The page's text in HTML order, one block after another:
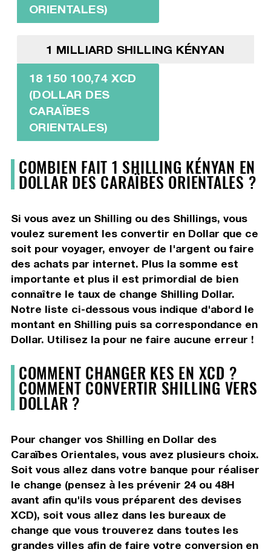
ORIENTALES)
1 MILLIARD SHILLING KÉNYAN
18 150 100,74 XCD
(DOLLAR DES
CARAÏBES
ORIENTALES)
COMBIEN FAIT 1 SHILLING KÉNYAN EN
DOLLAR DES CARAÏBES ORIENTALES ?
Si vous avez un Shilling ou des Shillings, vous
voulez surement les convertir en Dollar que ce
soit pour voyager, envoyer de l'argent ou faire
des achats par internet. Plus la somme est
importante et plus il est primordial de bien
connaître le taux de change Shilling Dollar.
Notre liste ci-dessous vous indique d'abord le
montant en Shilling puis sa correspondance en
Dollar. Utilisez la pour ne faire aucune erreur !
COMMENT CHANGER KES EN XCD ?
COMMENT CONVERTIR SHILLING VERS
DOLLAR ?
Pour changer vos Shilling en Dollar des
Caraïbes Orientales, vous avez plusieurs choix.
Soit vous allez dans votre banque pour réaliser
le change (pensez à les prévenir 24 ou 48H
avant afin qu'ils vous préparent des devises
XCD), soit vous allez dans les bureaux de
change que vous trouverez dans toutes les
grandes villes afin de faire votre conversion en